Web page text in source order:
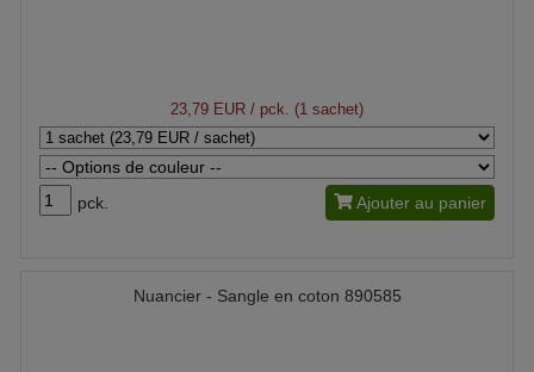
23,79 EUR / pck. (1 sachet)
pck. Ajouter au panier
Nuancier - Sangle en coton 890585